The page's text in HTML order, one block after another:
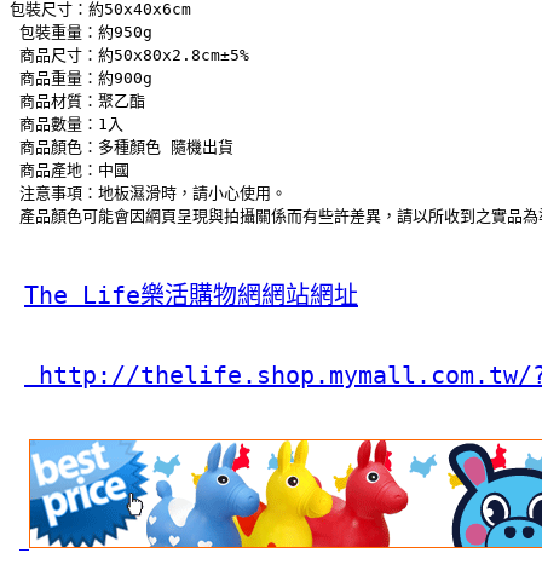
包裝尺寸：約50x40x6cm
包裝重量：約950g
商品尺寸：約50x80x2.8cm±5%
商品重量：約900g
商品材質：聚乙酯
商品數量：1入
商品顏色：多種顏色 隨機出貨
商品產地：中國
注意事項：地板濕滑時，請小心使用。
產品顏色可能會因網頁呈現與拍攝關係而有些許差異，請以所收到之實品為
The Life樂活購物網網站網址
http://thelife.shop.mymall.com.tw/